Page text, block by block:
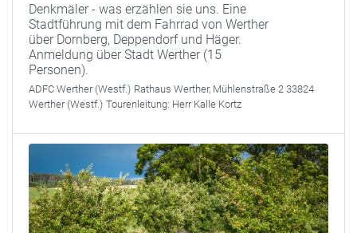
Denkmäler - was erzählen sie uns. Eine
Stadtführung mit dem Fahrrad von Werther
über Dornberg, Deppendorf und Häger.
Anmeldung über Stadt Werther (15
Personen).
ADFC Werther (Westf.) Rathaus Werther, Mühlenstraße 2 33824
Werther (Westf.) Tourenleitung: Herr Kalle Kortz